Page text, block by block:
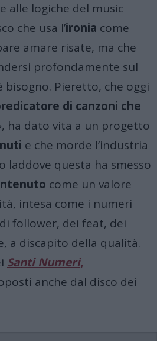
alle logiche del music
che usa l’ironia come
amare risate, ma che
profondamente sul
bisogno. Pieretto, che oggi
di canzoni che
ha dato vita a un progetto
e che morde l’industria
laddove questa ha smesso
come un valore
intesa come i numeri
follower, dei feat, dei
a discapito della qualità.
Santi Numeri,
anche dal disco dei